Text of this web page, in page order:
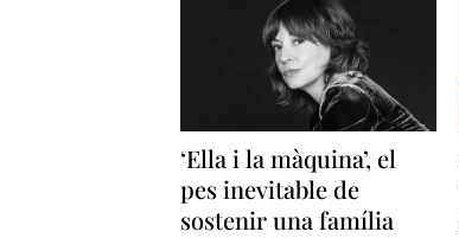
‘Ella i la màquina’, el
pes inevitable de
sostenir una família